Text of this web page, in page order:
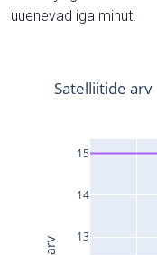
uuenevad iga minut.